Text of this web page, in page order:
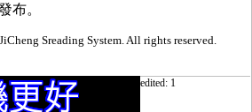
布。
Sreading System. All rights reserved.
edited: 1